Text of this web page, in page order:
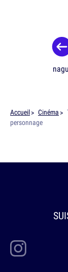
Accueil Cinéma
personnage